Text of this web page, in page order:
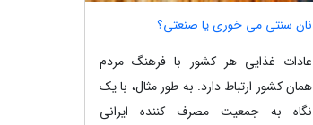
نان سنتی می خوری یا صنعتی؟
عادات غذایی هر کشور با فرهنگ مردم
همان کشور ارتباط دارد. به طور مثال، با یک
نگاه به جمعیت مصرف کننده ایرانی